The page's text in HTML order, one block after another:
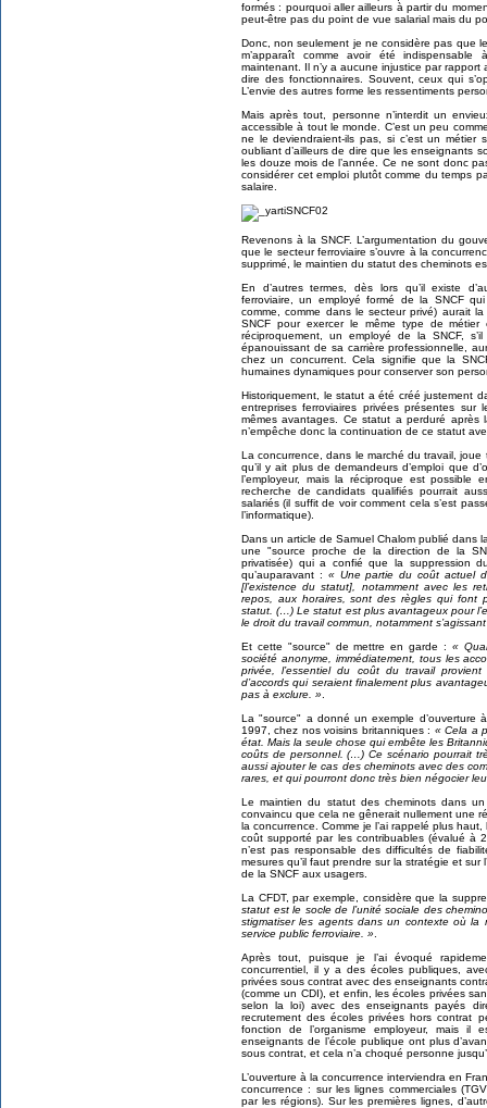
formés : pourquoi aller ailleurs à partir du
peut-être pas du point de vue salarial mais du
Donc, non seulement je ne considère pas que
m’apparaît comme avoir été
maintenant. Il n’y a aucune injustice par
dire des fonctionnaires. Souvent, ceux qui
L’envie des autres forme les ressentiments
Mais après tout, personne n’interdit un
accessible à tout le monde. C’est un peu
ne le deviendraient-ils pas, si c’est un
oubliant d’ailleurs de dire que les enseignants
les douze mois de l’année. Ce ne sont donc
considérer cet emploi plutôt comme du temps
salaire.
Revenons à la SNCF. L’argumentation du
que le secteur ferroviaire s’ouvre à la
supprimé, le maintien du statut des cheminots
En d’autres termes, dès lors qu’il existe
ferroviaire, un employé formé de la SNCF
comme, comme dans le secteur privé) aurait
SNCF pour exercer le même type de métier
réciproquement, un employé de la SNCF,
épanouissant de sa carrière professionnelle,
chez un concurrent. Cela signifie que la
humaines dynamiques pour conserver son
Historiquement, le statut a été créé justement
entreprises ferroviaires privées présentes sur
mêmes avantages. Ce statut a perduré
n’empêche donc la continuation de ce statut
La concurrence, dans le marché du travail,
qu’il y ait plus de demandeurs d’emploi que
l’employeur, mais la réciproque est
recherche de candidats qualifiés pourrait
salariés (il suffit de voir comment cela s’est
l’informatique).
Dans un article de Samuel Chalom publié dans
une "source proche de la direction de la
privatisée) qui a confié que la suppression
qu’auparavant : « Une partie du coût actuel
[l’existence du statut], notamment avec les
repos, aux horaires, sont des règles qui font
statut. (…) Le statut est plus avantageux pour
le droit du travail commun, notamment
Et cette "source" de mettre en garde : «
société anonyme, immédiatement, tous les
privée, l’essentiel du coût du travail
d’accords qui seraient finalement plus
pas à exclure. »
La "source" a donné un exemple d’ouverture
1997, chez nos voisins britanniques : « Cela a
état. Mais la seule chose qui embête les
coûts de personnel. (…) Ce scénario pourrait
aussi ajouter le cas des cheminots avec des
rares, et qui pourront donc très bien négocier
Le maintien du statut des cheminots dans
convaincu que cela ne gênerait nullement une
la concurrence. Comme je l’ai rappelé plus
coût supporté par les contribuables (évalué
n’est pas responsable des difficultés de
mesures qu’il faut prendre sur la stratégie et
de la SNCF aux usagers.
La CFDT, par exemple, considère que la
statut est le socle de l’unité sociale des
stigmatiser les agents dans un contexte où la
service public ferroviaire. »
Après tout, puisque je l’ai évoqué
concurrentiel, il y a des écoles publiques,
privées sous contrat avec des enseignants
(comme un CDI), et enfin, les écoles privées
selon la loi) avec des enseignants payés
recrutement des écoles privées hors contrat
fonction de l’organisme employeur, mais
enseignants de l’école publique ont plus
sous contrat, et cela n’a choqué personne
L’ouverture à la concurrence interviendra en
concurrence : sur les lignes commerciales
par les régions). Sur les premières lignes,